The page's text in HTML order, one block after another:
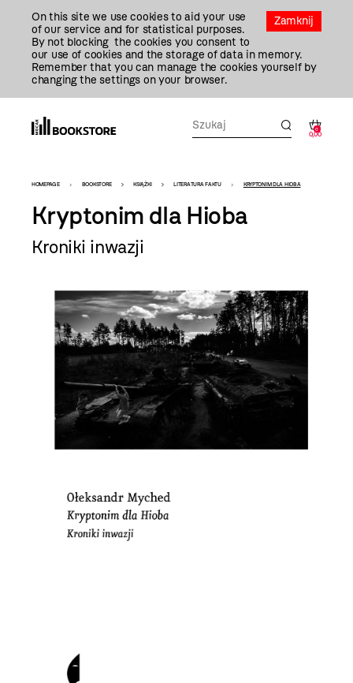
Zamknij
On this site we use cookies to aid your use
of our service and for statistical purposes.
By not blocking the cookies you consent to
our use of cookies and the storage of data in memory.
Remember that you can manage the cookies yourself by
changing the settings on your browser.
0
0,00
Bookstore
-
szablon
szczegóły
HOMEPAGE BOOKSTORE KSIĄŻKI LITERATURA FAKTU KRYPTONIM DLA HIOBA
Kryptonim dla Hioba
Kroniki inwazji